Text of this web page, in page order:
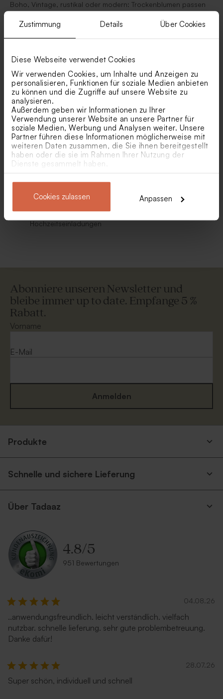
Zustimmung Details Über Cookies
Diese Webseite verwendet Cookies
Wir verwenden Cookies, um Inhalte und Anzeigen zu
personalisieren, Funktionen für soziale Medien anbieten
zu können und die Zugriffe auf unsere Website zu
analysieren.
Außerdem geben wir Informationen zu Ihrer
Verwendung unserer Website an unsere Partner für
soziale Medien, Werbung und Analysen weiter. Unsere
Partner führen diese Informationen möglicherweise mit
weiteren Daten zusammen, die Sie ihnen bereitgestellt
haben oder die sie im Rahmen Ihrer Nutzung der
Dienste gesammelt haben.
Cookies zulassen Anpassen
Boho, Vintage, rustikal oder modern: Trockenblumen passen
zu jedem Hochzeitsstil und bringen mit ihrer filigranen
Schönheit eine ganz besondere Atmosphäre in eure
Warum Trockenblumen perfekt für eure Hochzeit
sind
Getrocknete Blumen haben viele Vorteile – sie sind langlebig,
pflegeleicht und unabhängig von Saison oder Wetter. Mit
Trockenblumen schafft ihr eine stilvolle und gleichzeitig
entspannte Atmosphäre, die eure Gäste sofort spüren
werden.
Trockenblumen eignen sich ideal für:
Tischdekorationen in kleinen Vasen oder als liegendes
Arrangement
Akzente an Servietten, Namenskarten oder Menükarten
Dekoration von Gastgeschenken und
Hochzeitseinladungen
Abonniere unseren Newsletter und
bleibe immer up to date. Empfange 5 %
Rabatt.
Vorname
E-Mail
Anmelden
Produkte
Schnelle und sichere Lieferung
Über Tadaaz
4.8/5
951 Bewertungen
04.08.26
..anwendungsfreundlich. leicht verständlich. vielfach
nutzbar. schnelle lieferung. sehr gute problembetreuung.
Danke dafür!
28.07.26
Super schön, individuell und schnell